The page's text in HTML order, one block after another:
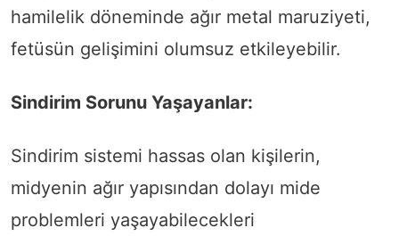
hamilelik döneminde ağır metal maruziyeti,
fetüsün gelişimini olumsuz etkileyebilir.
Sindirim Sorunu Yaşayanlar:
Sindirim sistemi hassas olan kişilerin,
midyenin ağır yapısından dolayı mide
problemleri yaşayabilecekleri